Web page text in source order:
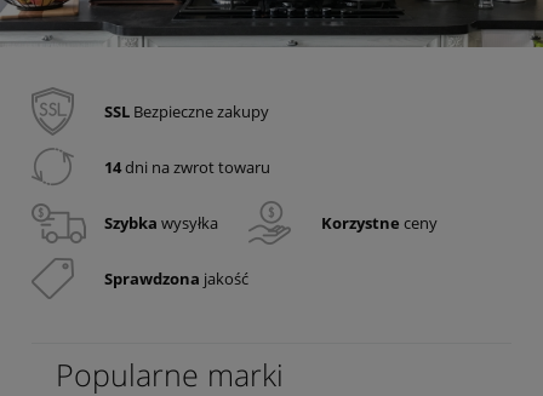
SSL Bezpieczne zakupy
14dni na zwrot towaru
Szybka wysyłka Korzystne ceny
Sprawdzona jakość
Popularne marki